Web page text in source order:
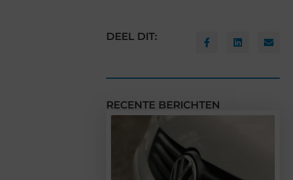
DEEL DIT:
RECENTE BERICHTEN